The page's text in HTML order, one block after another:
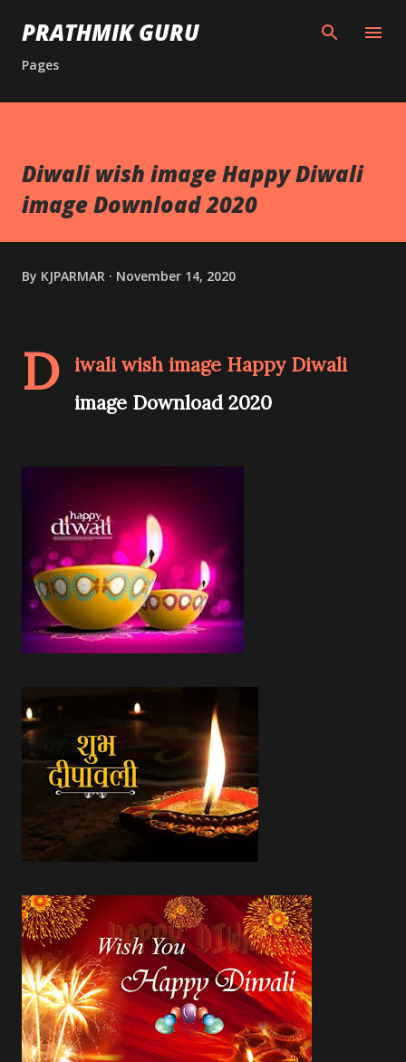
Skip to main content
PRATHMIK GURU
Pages
Diwali wish image Happy Diwali
image Download 2020
By KJPARMAR November 14, 2020
D
iwali wish image Happy Diwali
image Download 2020